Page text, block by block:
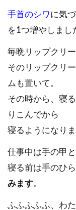
手首のシワに気
を1つ増やしまし
毎晩リップクリ
そのリップクリ
ムも置いて。
その時から、寝
りこんでから
寝るようになりま
仕事中は手の甲
寝る前は手のひ
みます。
ふふふふふ、わ